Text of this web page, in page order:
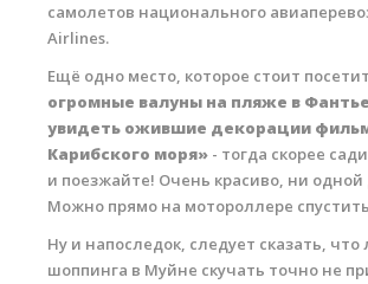
самолетов национального
Airlines.
Ещё одно место, которое стоит
огромные валуны на пляже в
увидеть ожившие декорации
Карибского моря» - тогда скорее
и поезжайте! Очень красиво, ни
Можно прямо на мотороллере
Ну и напоследок, следует сказать,
шоппинга в Муйне скучать точно не